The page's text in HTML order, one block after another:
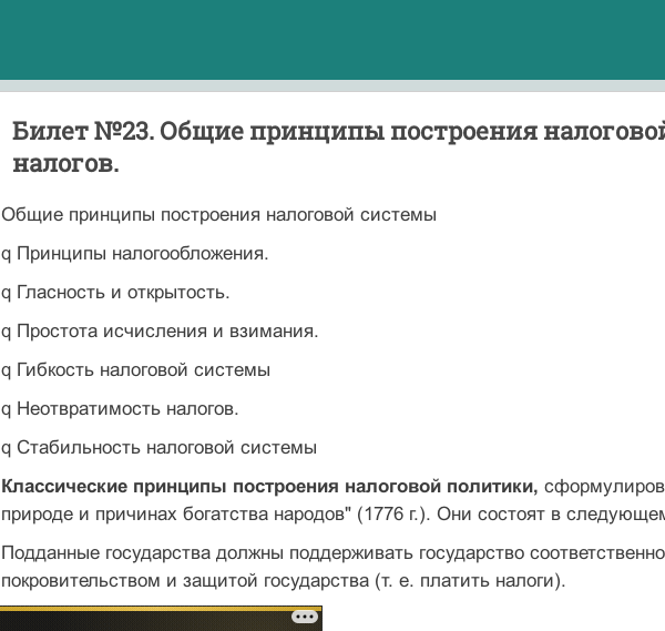
Билет №23. Общие принципы построения
налогов.
Общие принципы построения налоговой системы
q Принципы налогообложения.
q Гласность и открытость.
q Простота исчисления и взимания.
q Гибкость налоговой системы
q Неотвратимость налогов.
q Стабильность налоговой системы
Классические принципы построения налоговой политики,
природе и причинах богатства народов" (1776 г.). Они состоят в
Подданные государства должны поддерживать государство
покровительством и защи­той государства (т. е. платить налоги).